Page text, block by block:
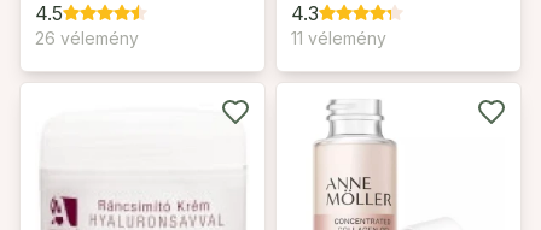
4.5
26 vélemény
4.3
11 vélemény